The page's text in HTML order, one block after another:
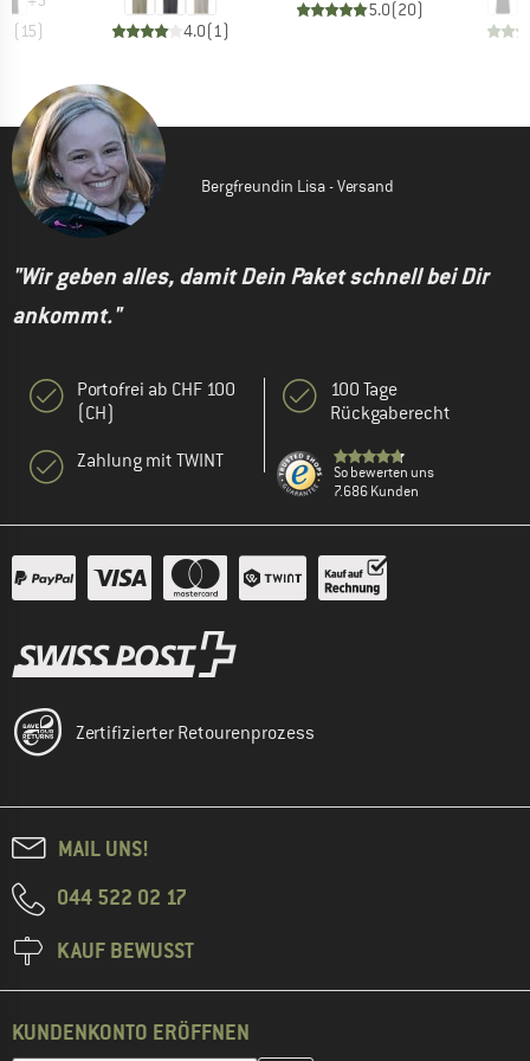
(15) 4.0(1)
5.0(20)
Bergfreundin Lisa - Versand
"Wir geben alles, damit Dein Paket schnell bei Dir
ankommt."
Portofrei ab CHF 100
(CH)
Zahlung mit TWINT
100 Tage
Rückgaberecht
So bewerten uns
7.686 Kunden
Zertifizierter Retourenprozess
MAIL UNS!
044 522 02 17
KAUF BEWUSST
KUNDENKONTO ERÖFFNEN